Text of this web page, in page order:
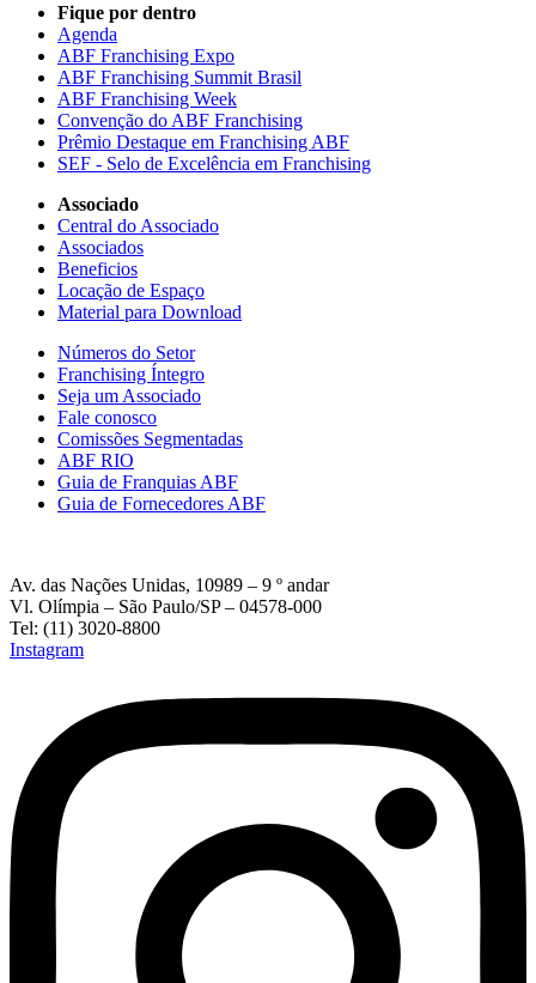
Fique por dentro
Agenda
ABF Franchising Expo
ABF Franchising Summit Brasil
ABF Franchising Week
Convenção do ABF Franchising
Prêmio Destaque em Franchising ABF
SEF - Selo de Excelência em Franchising
Associado
Central do Associado
Associados
Beneficios
Locação de Espaço
Material para Download
Números do Setor
Franchising Íntegro
Seja um Associado
Fale conosco
Comissões Segmentadas
ABF RIO
Guia de Franquias ABF
Guia de Fornecedores ABF
Av. das Nações Unidas, 10989 – 9 º andar
Vl. Olímpia – São Paulo/SP – 04578-000
Tel: (11) 3020-8800
Instagram